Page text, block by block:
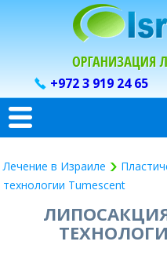
+972 3 919 24 65
Лечение в Израиле
технологии Tumescent